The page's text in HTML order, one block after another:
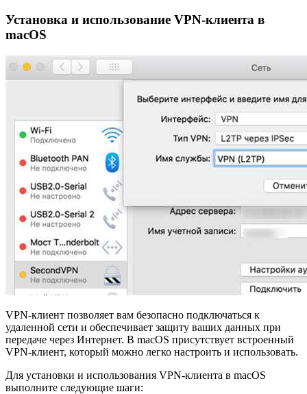
Установка и использование VPN-клиента в
macOS
VPN-клиент позволяет вам безопасно подключаться к
удаленной сети и обеспечивает защиту ваших данных при
передаче через Интернет. В macOS присутствует встроенный
VPN-клиент, который можно легко настроить и использовать.
Для установки и использования VPN-клиента в macOS
выполните следующие шаги: